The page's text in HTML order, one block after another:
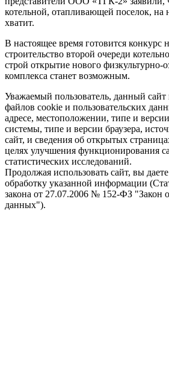
котельной, отапливающей поселок, на
хватит.
В настоящее время готовится конкурс
строительство второй очереди
строй открытие нового физкультурно-
комплекса станет возможным.
Уважаемый пользователь, данный сайт
файлов cookie и пользовательских
адресе, местоположении, типе и
системы, типе и версии браузера,
сайт, и сведения об открытых
целях улучшения функционирования
статистических исследований.
Продолжая использовать сайт, вы
обработку указанной информации
закона от 27.07.2006 № 152-ФЗ "Закон
данных").